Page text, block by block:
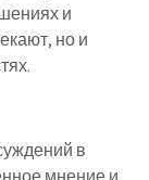
и
но и
в